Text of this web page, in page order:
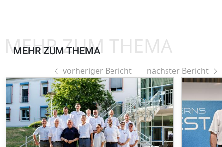
MEHR ZUM THEMA
MEHR ZUM THEMA
vorheriger Bericht nächster Bericht